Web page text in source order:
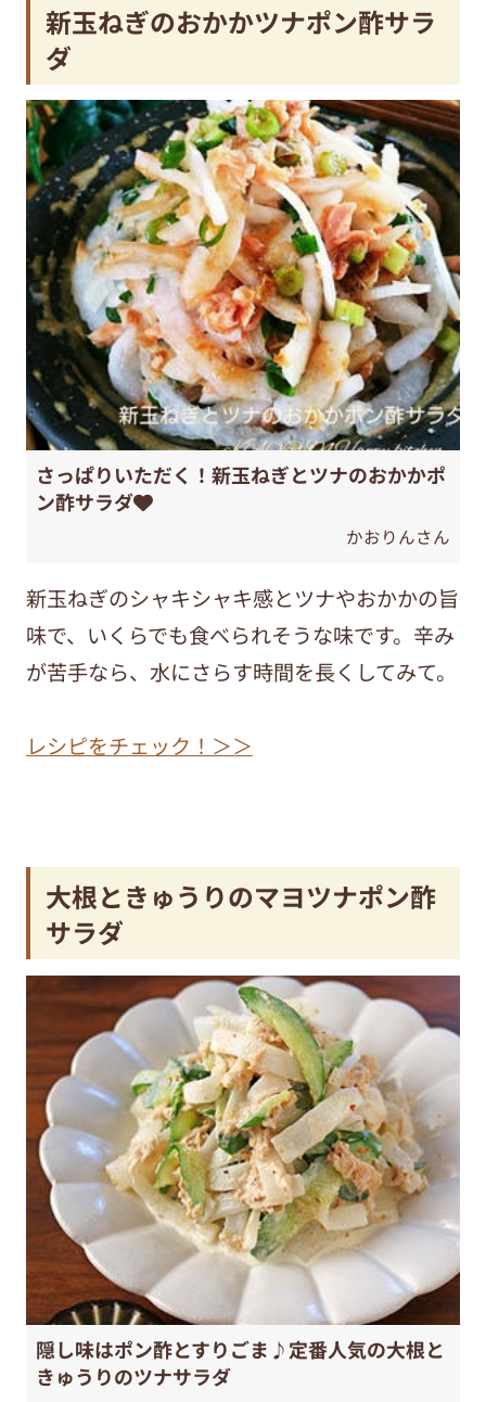
新玉ねぎのおかかツナポン酢サラ
ダ
さっぱりいただく！新玉ねぎとツナのおかかポ
ン酢サラダ❤
かおりんさん
新玉ねぎのシャキシャキ感とツナやおかかの旨
味で、いくらでも食べられそうな味です。辛み
が苦手なら、水にさらす時間を長くしてみて。
レシピをチェック！＞＞
大根ときゅうりのマヨツナポン酢
サラダ
隠し味はポン酢とすりごま♪定番人気の大根と
きゅうりのツナサラダ